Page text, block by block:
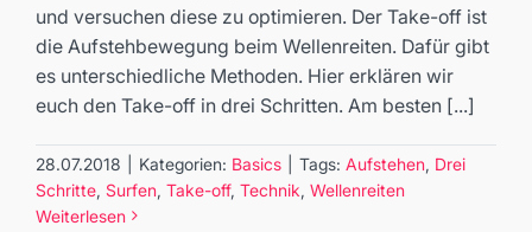
und versuchen diese zu optimieren. Der Take-off ist
die Aufstehbewegung beim Wellenreiten. Dafür gibt
es unterschiedliche Methoden. Hier erklären wir
euch den Take-off in drei Schritten. Am besten [...]
28.07.2018 Kategorien: Basics Tags: Aufstehen, Drei
Schritte, Surfen, Take-off, Technik, Wellenreiten
Weiterlesen